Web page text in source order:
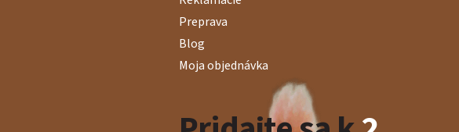
Preprava
Blog
Moja objednávka